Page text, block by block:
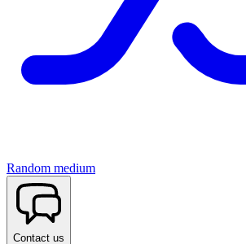
Random medium
Contact us